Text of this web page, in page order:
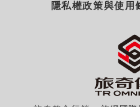
隱私權政策與使用